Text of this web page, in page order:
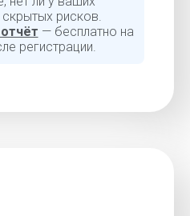
скрытых рисков.
— бесплатно на
регистрации.